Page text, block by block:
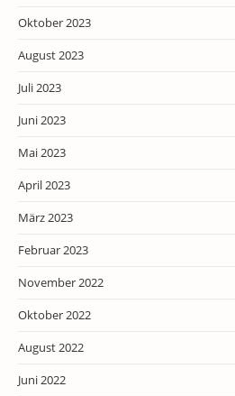
Oktober 2023
August 2023
Juli 2023
Juni 2023
Mai 2023
April 2023
März 2023
Februar 2023
November 2022
Oktober 2022
August 2022
Juni 2022